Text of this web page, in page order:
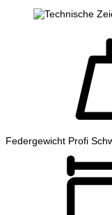
Federgewicht Profi